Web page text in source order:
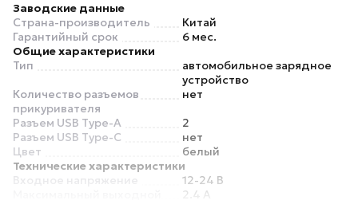
Заводские данные
Страна-производитель
Китай
Гарантийный срок
6 мес.
Общие характеристики
Тип
автомобильное зарядное
устройство
Количество разъемов
прикуривателя
нет
Разъем USB Type-A
2
Разъем USB Type-C
нет
Цвет
белый
Технические характеристики
Входное напряжение
12-24 В
2.4 А